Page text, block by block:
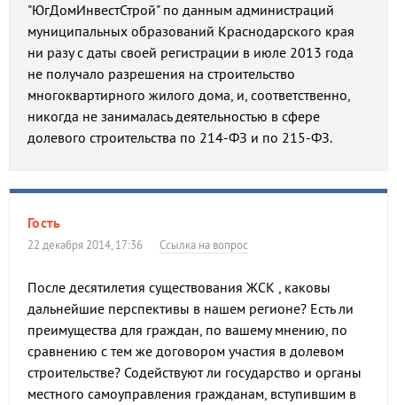
"ЮгДомИнвестСтрой" по данным администраций
муниципальных образований Краснодарского края
ни разу с даты своей регистрации в июле 2013 года
не получало разрешения на строительство
многоквартирного жилого дома, и, соответственно,
никогда не занималась деятельностью в сфере
долевого строительства по 214-ФЗ и по 215-ФЗ.
Гость
22 декабря 2014, 17:36 Ссылка на вопрос
После десятилетия существования ЖСК , каковы
дальнейшие перспективы в нашем регионе? Есть ли
преимущества для граждан, по вашему мнению, по
сравнению с тем же договором участия в долевом
строительстве? Содействуют ли государство и органы
местного самоуправления гражданам, вступившим в